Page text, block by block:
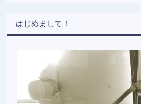
はじめまして！